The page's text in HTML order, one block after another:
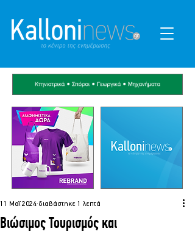
Βιώσιμος Τουρισμός και
11 Μαΐ 2024 διαβάστηκε 1 λεπτά